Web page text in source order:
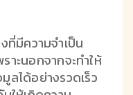
ที่มีความจำเป็น
าะนอกจากจะทำให้
ลได้อย่างรวดเร็ว